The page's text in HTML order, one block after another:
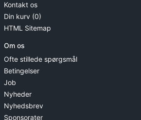
Kontakt os
Din kurv (0)
HTML Sitemap
Om os
Ofte stillede spørgsmål
Betingelser
Job
Nyheder
Nyhedsbrev
Sponsorater